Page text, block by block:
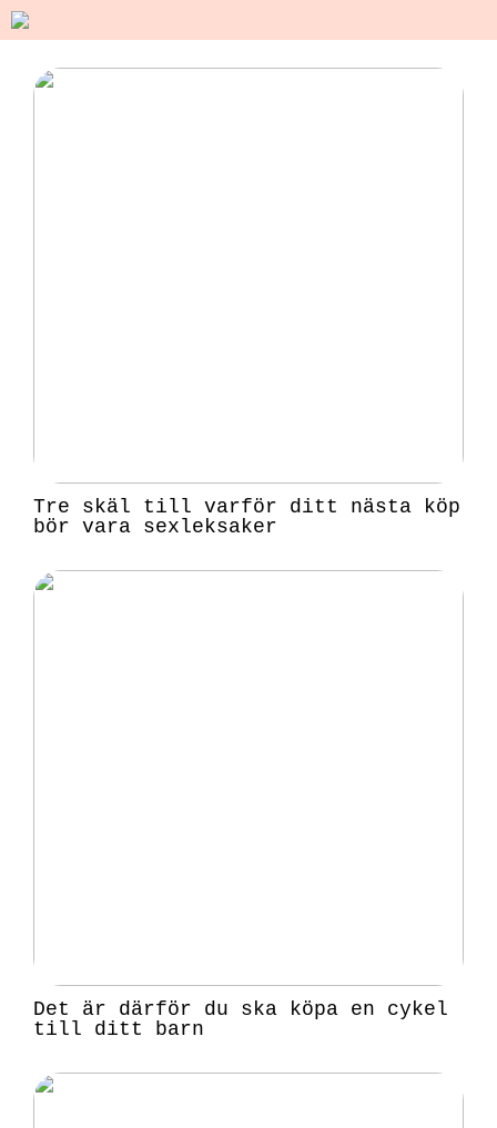
Tre skäl till varför ditt nästa köp
bör vara sexleksaker
Det är därför du ska köpa en cykel
till ditt barn